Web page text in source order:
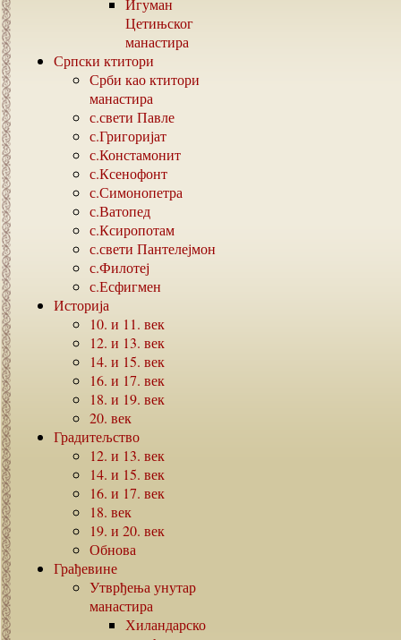
Игуман
Цетињског
манастира
Српски ктитори
Срби као ктитори
манастира
с.свети Павле
с.Григоријат
с.Констамонит
с.Ксенофонт
с.Симонопетра
с.Ватопед
с.Ксиропотам
с.свети Пантелејмон
с.Филотеј
с.Есфигмен
Историја
10. и 11. век
12. и 13. век
14. и 15. век
16. и 17. век
18. и 19. век
20. век
Градитељство
12. и 13. век
14. и 15. век
16. и 17. век
18. век
19. и 20. век
Обнова
Грађевине
Утврђења унутар
манастира
Хиландарско